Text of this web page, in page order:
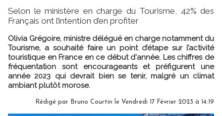
Selon le ministère en charge du Tourisme, 42% des
Français ont l’intention d’en profiter
Olivia Grégoire, ministre délégué en charge notamment du
Tourisme, a souhaité faire un point d’étape sur l’activité
touristique en France en ce début d'année. Les chiffres de
fréquentation sont encourageants et préfigurent une
année 2023 qui devrait bien se tenir, malgré un climat
ambiant plutôt morose.
Rédigé par Bruno Courtin le Vendredi 17 Février 2023 à 14:19